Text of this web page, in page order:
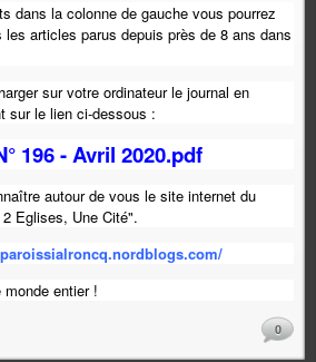
dans la colonne de gauche vous pourrez
articles parus depuis près de 8 ans dans
sur votre ordinateur le journal en
sur le lien ci-dessous :
196 - Avril 2020.pdf
autour de vous le site internet du
Eglises, Une Cité".
entier !
0